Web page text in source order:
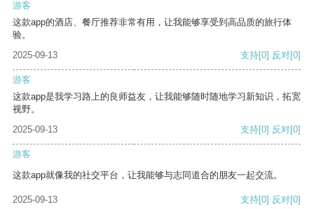
游客
这款app的酒店、餐厅推荐非常有用，让我能够享受到高品质的旅行体
验。
2025-09-13
支持[0] 反对[0]
游客
这款app是我学习路上的良师益友，让我能够随时随地学习新知识，拓宽
视野。
2025-09-13
支持[0] 反对[0]
游客
这款app就像我的社交平台，让我能够与志同道合的朋友一起交流。
2025-09-13 支持[0] 反对[0]